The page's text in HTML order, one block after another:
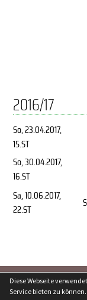
2016/17
So, 23.04.2017,
15.ST
So, 30.04.2017,
16.ST
Sa, 10.06.2017,
22.ST
Diese Webseite
Service bieten zu